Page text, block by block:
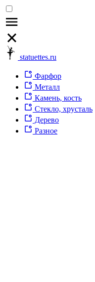
statuettes.ru
Фарфор
Металл
Камень, кость
Стекло, хрусталь
Дерево
Разное